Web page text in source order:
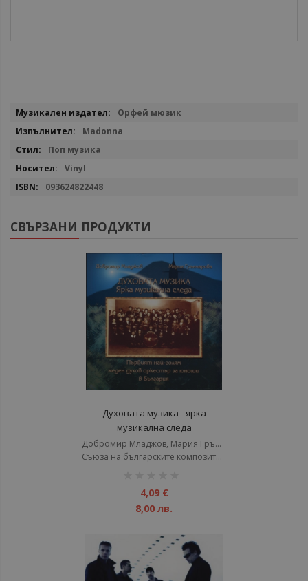
Повече
Орфей мюзик
Madonna
Поп музика
Vinyl
093624822448
СВЪРЗАНИ ПРОДУКТИ
Духовата музика - ярка
музикална следа
Добромир Младжов, Мария Грънчарова
Съюза на българските композитори
4,09 €
8,00 лв.